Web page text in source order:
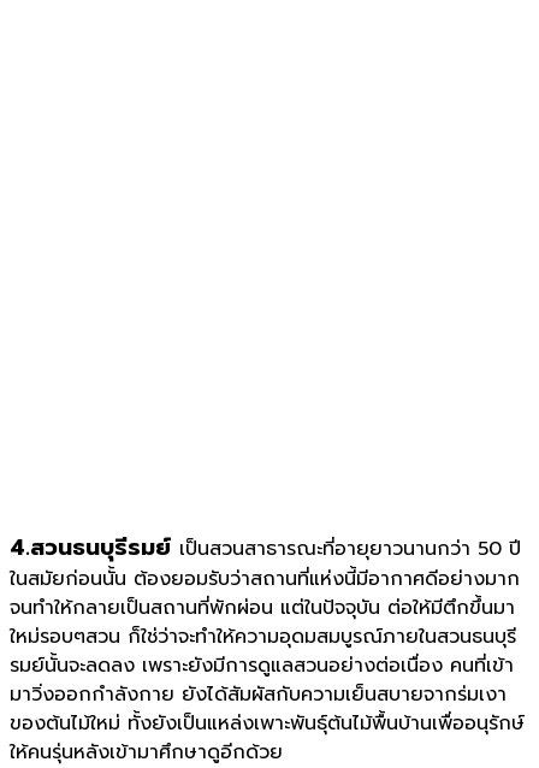
4.สวนธนบุรีรมย์ เป็นสวนสาธารณะที่อายุยาวนานกว่า 50 ปี
ในสมัยก่อนนั้น ต้องยอมรับว่าสถานที่แห่งนี้มีอากาศดีอย่างมาก
จนทำให้กลายเป็นสถานที่พักผ่อน แต่ในปัจจุบัน ต่อให้มีตึกขึ้นมา
ใหม่รอบๆสวน ก็ใช่ว่าจะทำให้ความอุดมสมบูรณ์ภายในสวนธนบุรี
รมย์นั้นจะลดลง เพราะยังมีการดูแลสวนอย่างต่อเนื่อง คนที่เข้า
มาวิ่งออกกำลังกาย ยังได้สัมผัสกับความเย็นสบายจากร่มเงา
ของต้นไม้ใหม่ ทั้งยังเป็นแหล่งเพาะพันธุ์ต้นไม้พื้นบ้านเพื่ออนุรักษ์
ให้คนรุ่นหลังเข้ามาศึกษาดูอีกด้วย